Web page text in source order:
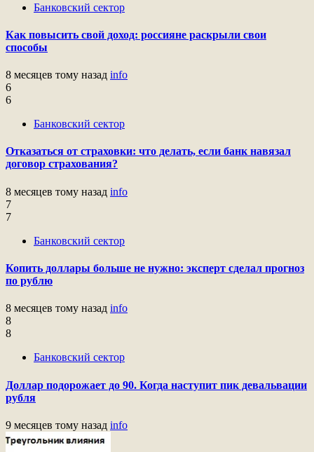
Банковский сектор
Как повысить свой доход: россияне раскрыли свои
способы
8 месяцев тому назад info
6
6
Банковский сектор
Отказаться от страховки: что делать, если банк навязал
договор страхования?
8 месяцев тому назад info
7
7
Банковский сектор
Копить доллары больше не нужно: эксперт сделал прогноз
по рублю
8 месяцев тому назад info
8
8
Банковский сектор
Доллар подорожает до 90. Когда наступит пик девальвации
рубля
9 месяцев тому назад info